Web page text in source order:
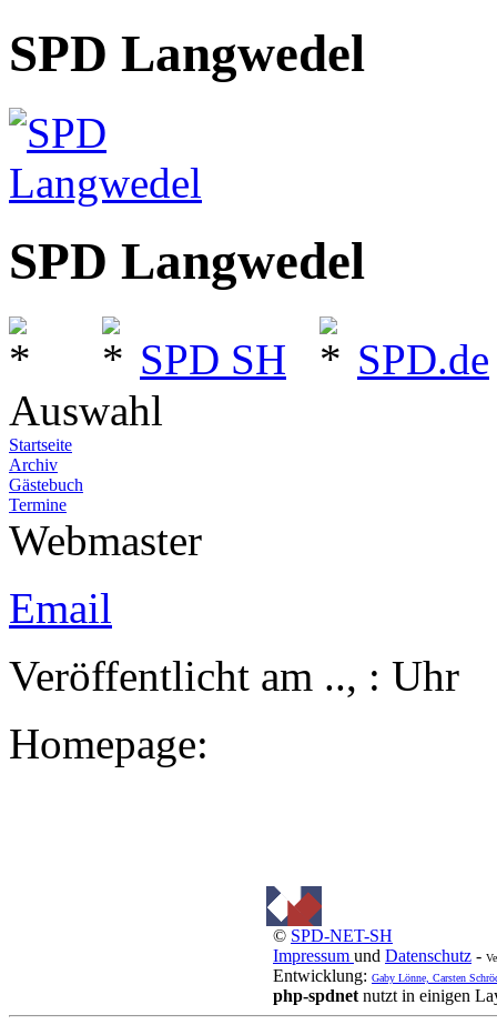
SPD Langwedel
SPD Langwedel
SPD SH
SPD.de
Auswahl
Startseite
Archiv
Gästebuch
Termine
Webmaster
Email
Veröffentlicht am .., :
Homepage:
© SPD-NET-SH
Impressum und Datenschutz -
Entwicklung: Gaby Lönne, Carsten
php-spdnet nutzt in einigen